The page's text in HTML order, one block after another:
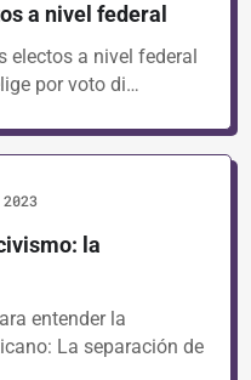
a nivel federal
electos a nivel federal
por voto di…
2023
la
entender la
La separación de